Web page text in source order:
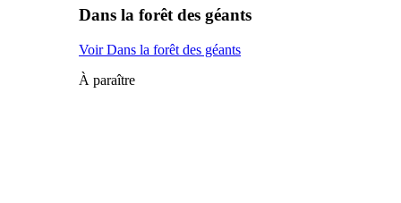
Dans la forêt des géants
Voir Dans la forêt des géants
À paraître